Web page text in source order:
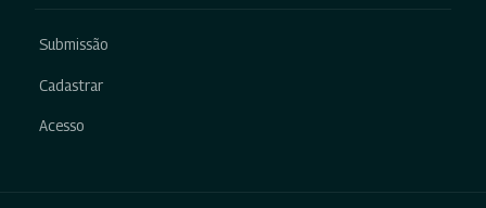
Submissão
Cadastrar
Acesso